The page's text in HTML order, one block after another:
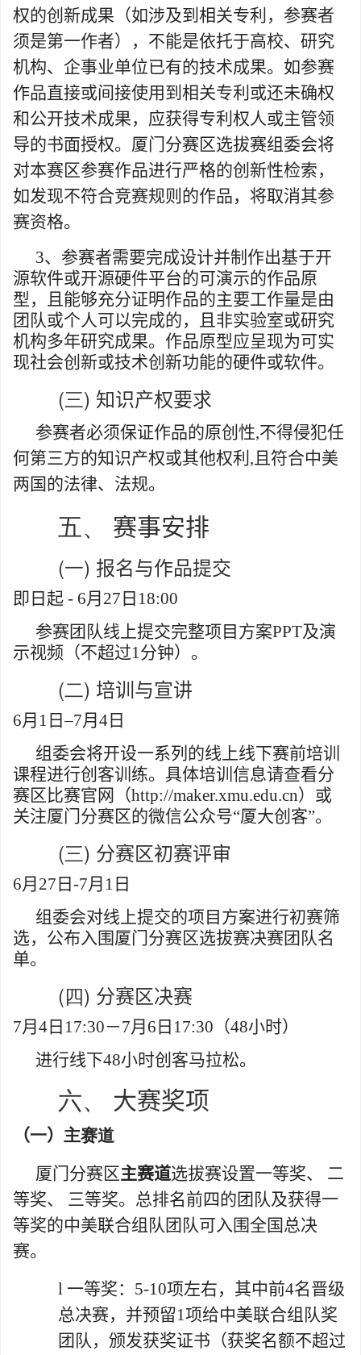
权的创新成果（如涉及到相关专利，参赛者
须是第一作者），不能是依托于高校、研究
机构、企事业单位已有的技术成果。如参赛
作品直接或间接使用到相关专利或还未确权
和公开技术成果，应获得专利权人或主管领
导的书面授权。厦门分赛区选拔赛组委会将
对本赛区参赛作品进行严格的创新性检索，
如发现不符合竞赛规则的作品，将取消其参
赛资格。
3、参赛者需要完成设计并制作出基于开
源软件或开源硬件平台的可演示的作品原
型，且能够充分证明作品的主要工作量是由
团队或个人可以完成的，且非实验室或研究
机构多年研究成果。作品原型应呈现为可实
现社会创新或技术创新功能的硬件或软件。
(三) 知识产权要求
参赛者必须保证作品的原创性,不得侵犯任
何第三方的知识产权或其他权利 , 且符合中美
两国的法律、法规。
五、 赛事安排
(一) 报名与作品提交
即日起 - 6月 27 日 18:00
参赛团队线上提交完整项目方案PPT及演
示视频（不超过1 分钟）。
(二) 培训与宣讲
6月 1 日–7月 4 日
组委会将开设一系列的线上线下赛前培训
课程进行创客训练。具体培训信息请查看分
赛区比赛官网 （http://maker.xmu.edu.cn） 或
关注厦门分赛区的微信公众号“厦大创客”。
(三) 分赛区初赛评审
6月 27 日 -7月 1 日
组委会对线上提交的项目方案进行初赛筛
选，公布入围厦门分赛区选拔赛决赛团队名
单。
(四) 分赛区决赛
7月 4 日 17:30－7月 6 日 17:30 （48小时）
进行线下48小时创客马拉松。
六、 大赛奖项
（一） 主赛道
厦门分赛区主赛道选拔赛设置一等奖、 二
等奖、 三等奖。总排名前四的团队及获得一
等奖的中美联合组队团队可入围全国总决
赛。
l 一等奖： 5-10项左右，其中前4名晋级
总决赛，并预留1项给中美联合组队奖
团队， 颁发获奖证书 （获奖名额不超过